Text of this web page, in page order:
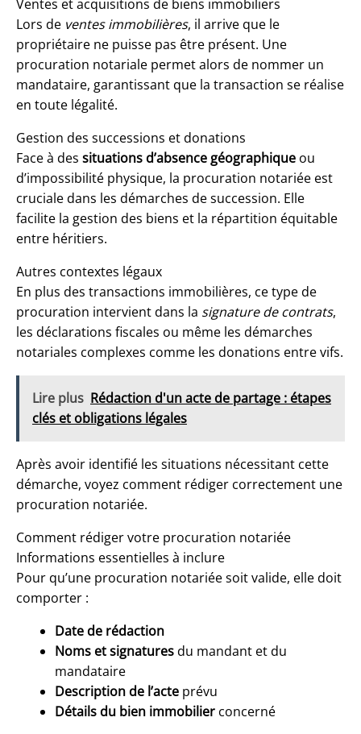
Ventes et acquisitions de biens immobiliers
Lors de ventes immobilières, il arrive que le
propriétaire ne puisse pas être présent. Une
procuration notariale permet alors de nommer un
mandataire, garantissant que la transaction se réalise
en toute légalité.
Gestion des successions et donations
Face à des situations d’absence géographique ou
d’impossibilité physique, la procuration notariée est
cruciale dans les démarches de succession. Elle
facilite la gestion des biens et la répartition équitable
entre héritiers.
Autres contextes légaux
En plus des transactions immobilières, ce type de
procuration intervient dans la signature de contrats,
les déclarations fiscales ou même les démarches
notariales complexes comme les donations entre vifs.
Lire plus Rédaction d'un acte de partage : étapes
clés et obligations légales
Après avoir identifié les situations nécessitant cette
démarche, voyez comment rédiger correctement une
procuration notariée.
Comment rédiger votre procuration notariée
Informations essentielles à inclure
Pour qu’une procuration notariée soit valide, elle doit
comporter :
Date de rédaction
Noms et signaturesdu mandant et du
mandataire
Description de l’acte prévu
Détails du bien immobilier concerné